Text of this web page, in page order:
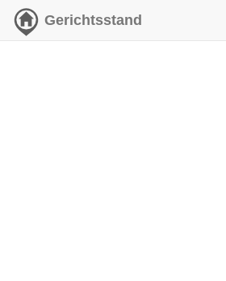
Gerichtsstand